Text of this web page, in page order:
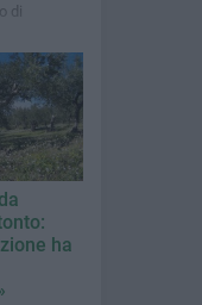
di
comunale
sullo
dei
ha